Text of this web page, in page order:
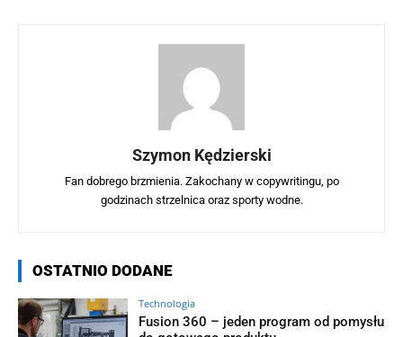
Szymon Kędzierski
Fan dobrego brzmienia. Zakochany w copywritingu, po
godzinach strzelnica oraz sporty wodne.
OSTATNIO DODANE
Technologia
Fusion 360 – jeden program od pomysłu